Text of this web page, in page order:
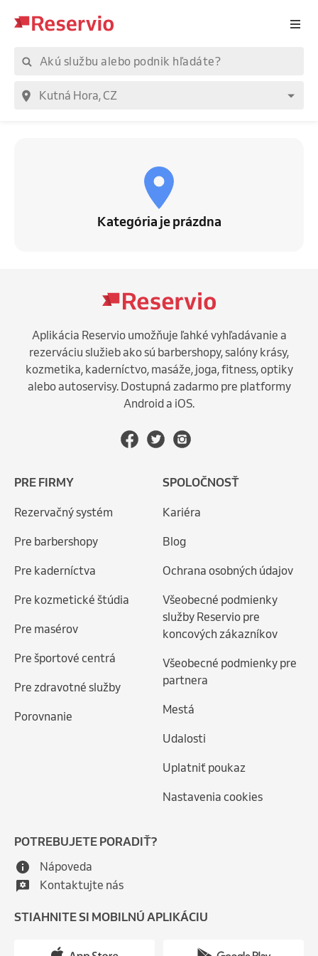
Kategória je prázdna
Aplikácia Reservio umožňuje ľahké vyhľadávanie a
rezerváciu služieb ako sú barbershopy, salóny krásy,
kozmetika, kaderníctvo, masáže, joga, fitness, optiky
alebo autoservisy. Dostupná zadarmo pre platformy
Android a iOS.
PRE FIRMY
Rezervačný systém
Pre barbershopy
Pre kaderníctva
Pre kozmetické štúdia
Pre masérov
Pre športové centrá
Pre zdravotné služby
Porovnanie
SPOLOČNOSŤ
Kariéra
Blog
Ochrana osobných údajov
Všeobecné podmienky
služby Reservio pre
koncových zákazníkov
Všeobecné podmienky pre
partnera
Mestá
Udalosti
Uplatniť poukaz
Nastavenia cookies
POTREBUJETE PORADIŤ?
Nápoveda
Kontaktujte nás
STIAHNITE SI MOBILNÚ APLIKÁCIU